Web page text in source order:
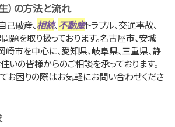
）の方法と流れ
己破産、相続、不動産トラブル、交通事故、
を取り扱っております。名古屋市、安城
崎市を中心に、愛知県、岐阜県、三重県、静
いの皆様からのご相談を承っております。
お困りの際はお気軽にお問い合わせくださ